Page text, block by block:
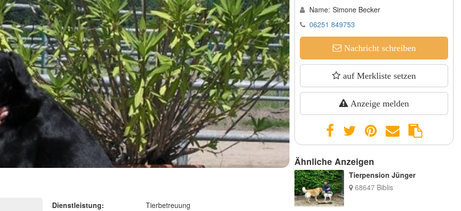
Dienstleistung:
Tierbetreuung
Name: Simone Becker
06251 849753
Nachricht schreiben
auf Merkliste setzen
Anzeige melden
Ähnliche Anzeigen
Tierpension Jünger
68647 Biblis